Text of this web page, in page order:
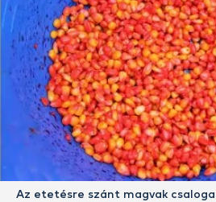
Az etetésre szánt magvak